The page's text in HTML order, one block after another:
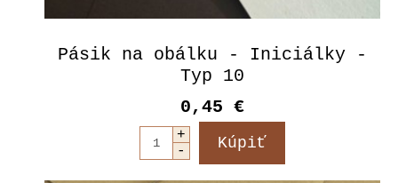
Pásik na obálku - Iniciálky -
Typ 10
0,45 €